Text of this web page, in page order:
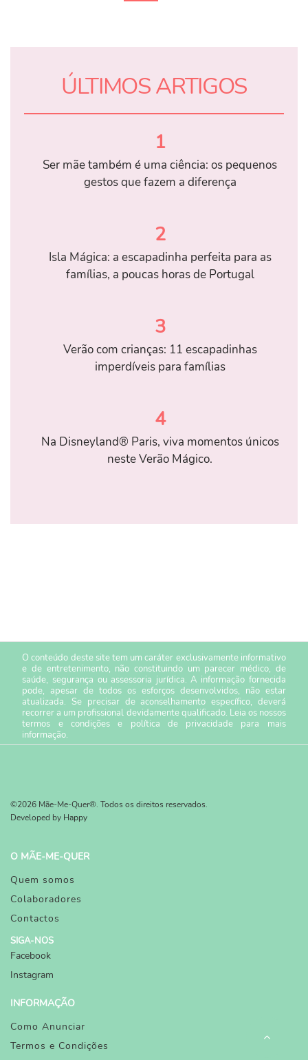
ÚLTIMOS ARTIGOS
1
Ser mãe também é uma ciência: os pequenos
gestos que fazem a diferença
2
Isla Mágica: a escapadinha perfeita para as
famílias, a poucas horas de Portugal
3
Verão com crianças: 11 escapadinhas
imperdíveis para famílias
4
Na Disneyland® Paris, viva momentos únicos
neste Verão Mágico.
O conteúdo deste site tem um caráter exclusivamente informativo
e de entretenimento, não constituindo um parecer médico, de
saúde, segurança ou assessoria jurídica. A informação fornecida
pode, apesar de todos os esforços desenvolvidos, não estar
atualizada. Se precisar de aconselhamento específico, deverá
recorrer a um profissional devidamente qualificado. Leia os nossos
termos e condiçõese política de privacidade para mais
informação.
©2026 Mãe-Me-Quer®. Todos os direitos reservados.
Developed by Happy
O MÃE-ME-QUER
Quem somos
Colaboradores
Contactos
SIGA-NOS
Facebook
Instagram
INFORMAÇÃO
Como Anunciar
Termos e Condições